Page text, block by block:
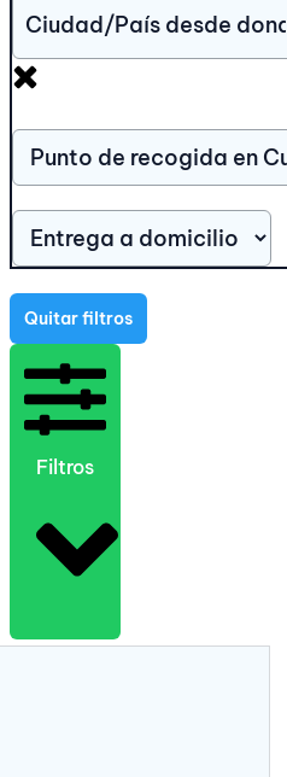
Quitar filtros
Filtros